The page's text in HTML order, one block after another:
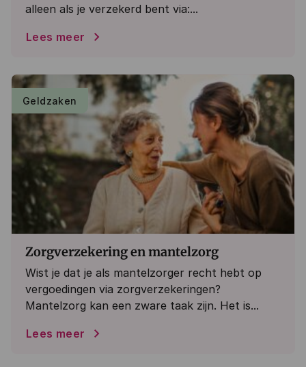
alleen als je verzekerd bent via:...
Lees meer
Geldzaken
Zorgverzekering en mantelzorg
Wist je dat je als mantelzorger recht hebt op
vergoedingen via zorgverzekeringen?
Mantelzorg kan een zware taak zijn. Het is...
Lees meer